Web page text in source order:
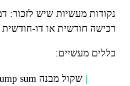
נקודות מעשיות שיש לזכור:
רכישה חודשית או
כללים מעשיים:
שקול מבנה Lump sum חלקי + DCA כדי לשלב פוטנציאל רווח ותזמון סביר.